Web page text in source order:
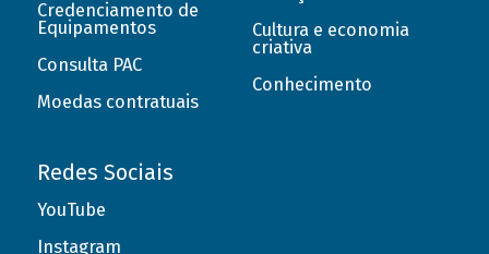
Credenciamento de
Equipamentos
Consulta PAC
Moedas contratuais
Cultura e economia
criativa
Conhecimento
Redes Sociais
YouTube
Instagram